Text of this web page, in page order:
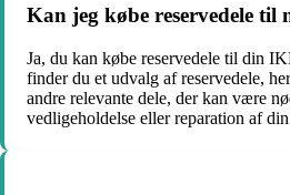
Kan jeg købe reservedele til
Ja, du kan købe reservedele til din
finder du et udvalg af reservedele,
andre relevante dele, der kan være
vedligeholdelse eller reparation af